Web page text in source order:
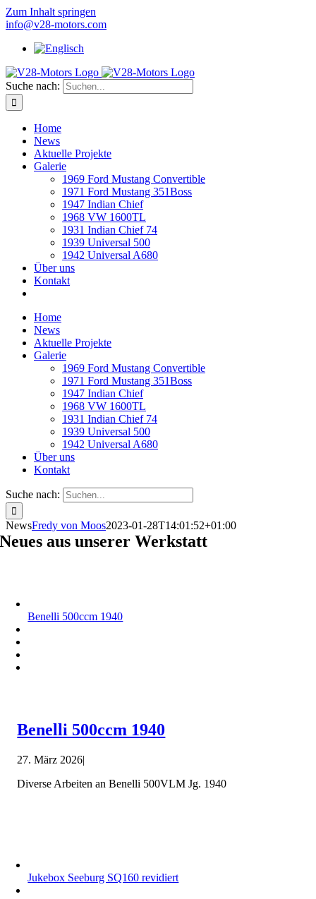
Zum Inhalt springen
info@v28-motors.com
Suche nach:
Home
News
Aktuelle Projekte
Galerie
1969 Ford Mustang Convertible
1971 Ford Mustang 351Boss
1947 Indian Chief
1968 VW 1600TL
1931 Indian Chief 74
1939 Universal 500
1942 Universal A680
Über uns
Kontakt
Home
News
Aktuelle Projekte
Galerie
1969 Ford Mustang Convertible
1971 Ford Mustang 351Boss
1947 Indian Chief
1968 VW 1600TL
1931 Indian Chief 74
1939 Universal 500
1942 Universal A680
Über uns
Kontakt
Suche nach:
NewsFredy von Moos2023-01-28T14:01:52+01:00
Neues aus unserer Werkstatt
Benelli 500ccm 1940
Benelli 500ccm 1940
27. März 2026|
Diverse Arbeiten an Benelli 500VLM Jg. 1940
Jukebox Seeburg SQ160 revidiert